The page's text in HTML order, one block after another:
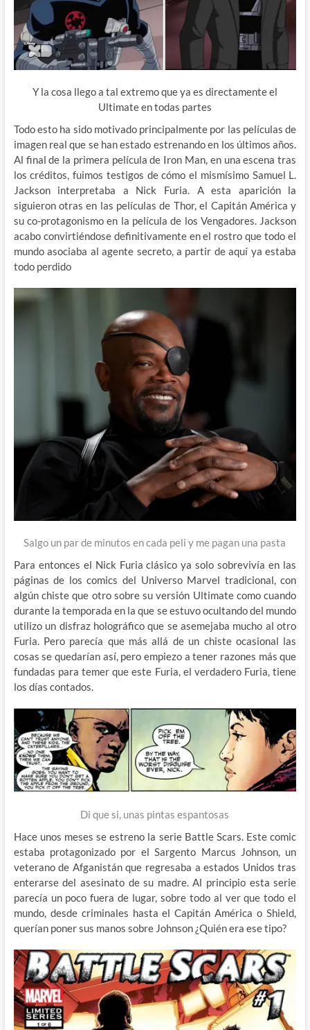
Y la cosa llego a tal extremo que ya es directamente el
Ultimate en todas partes
Todo esto ha sido motivado principalmente por las películas de
imagen real que se han estado estrenando en los últimos años.
Al final de la primera película de Iron Man, en una escena tras
los créditos, fuimos testigos de cómo el mismísimo Samuel L.
Jackson interpretaba a Nick Furia. A esta aparición la
siguieron otras en las películas de Thor, el Capitán América y
su co-protagonismo en la película de los Vengadores. Jackson
acabo convirtiéndose definitivamente en el rostro que todo el
mundo asociaba al agente secreto, a partir de aquí ya estaba
todo perdido
Salgo un par de minutos en cada peli y me pagan una pasta
Para entonces el Nick Furia clásico ya solo sobrevivía en las
páginas de los comics del Universo Marvel tradicional, con
algún chiste que otro sobre su versión Ultimate como cuando
durante la temporada en la que se estuvo ocultando del mundo
utilizo un disfraz holográfico que se asemejaba mucho al otro
Furia. Pero parecía que más allá de un chiste ocasional las
cosas se quedarían así, pero empiezo a tener razones más que
fundadas para temer que este Furia, el verdadero Furia, tiene
los días contados.
Di que si, unas pintas espantosas
Hace unos meses se estreno la serie Battle Scars. Este comic
estaba protagonizado por el Sargento Marcus Johnson, un
veterano de Afganistán que regresaba a estados Unidos tras
enterarse del asesinato de su madre. Al principio esta serie
parecía un poco fuera de lugar, sobre todo al ver que todo el
mundo, desde criminales hasta el Capitán América o Shield,
querían poner sus manos sobre Johnson ¿Quién era ese tipo?